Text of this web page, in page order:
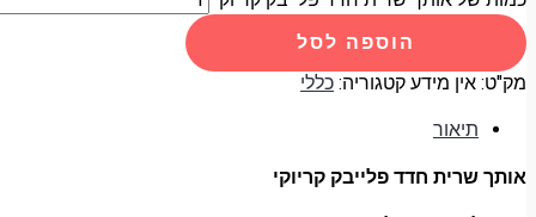
הוספה לסל
מק"ט: אין מידע קטגוריה: כללי
תיאור
אותך שרית חדד פלייבק קריוקי